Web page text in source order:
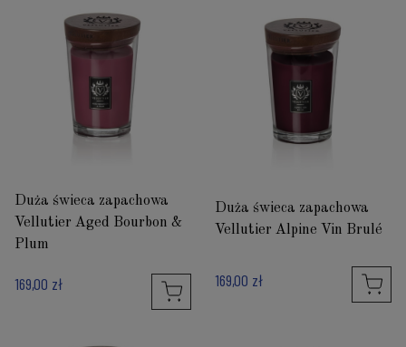
Duża świeca zapachowa
Vellutier Aged Bourbon &
Plum
169,00 zł
Duża świeca zapachowa
Vellutier Alpine Vin Brulé
169,00 zł